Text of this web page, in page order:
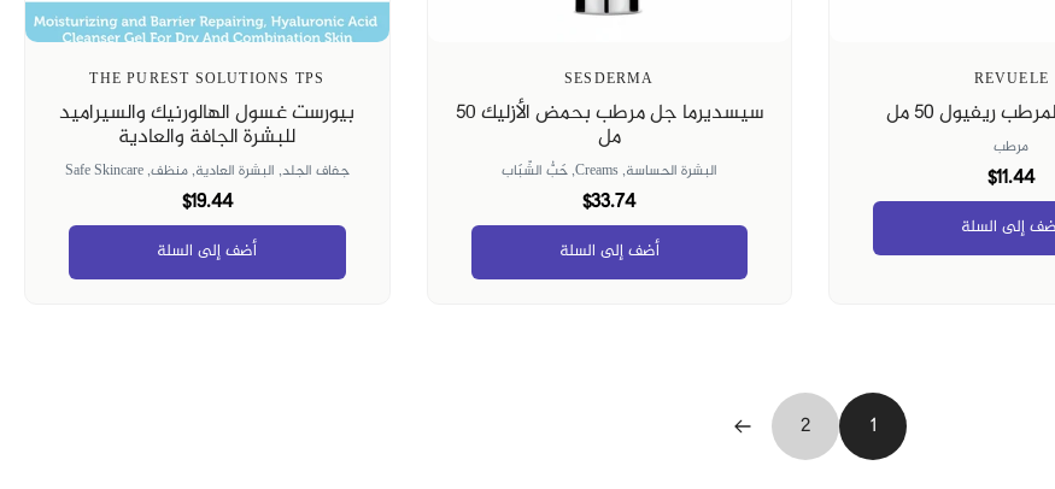
REVUELE
ريفيول 50 مل
مرطب
$11.44
إلى السلة
SESDERMA
سيسديرما جل مرطب بحمض الأزليك ٥٠
مل
البشرة الحساسة,Creams, حَبُّ الشّبَاب
$33.74
أضف إلى السلة
THE PUREST SOLUTIONS TPS
بيورست غسول الهالورنيك والسيراميد
للبشرة الجافة والعادية
جفاف الجلد, البشرة العادية,منظف,Safe Skincare
$19.44
أضف إلى السلة
1
2